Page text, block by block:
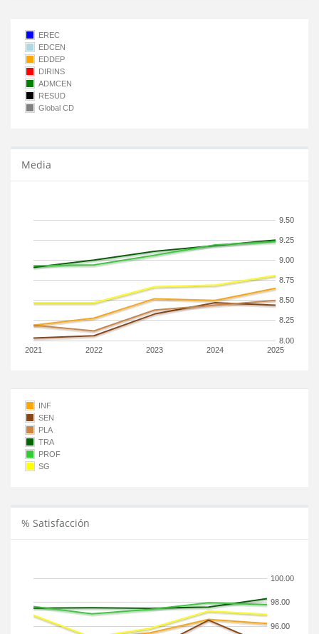
EREC
EDCEN
EDDEP
DIRINS
ADMCEN
RESUD
Global CD
Media
2021 2022 2023 2024 2025
8.00
8.25
8.50
8.75
9.00
9.25
9.50
INF
SEN
PLA
TRA
PROF
SG
% Satisfacción
96.00
98.00
100.00